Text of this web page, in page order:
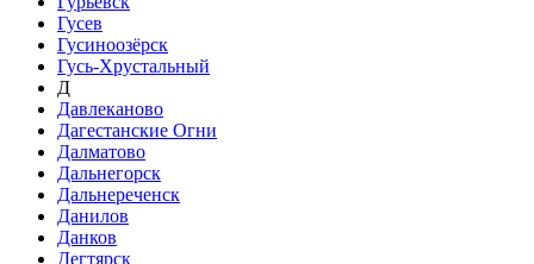
Гусев
Гусиноозёрск
Гусь-Хрустальный
Д
Давлеканово
Дагестанские Огни
Далматово
Дальнегорск
Дальнереченск
Данилов
Данков
Дегтярск